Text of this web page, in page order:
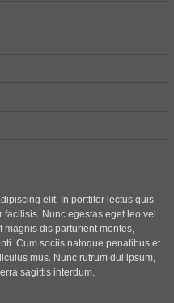
elit. In porttitor lectus quis
Nunc egestas eget leo vel
dis parturient montes,
Cum sociis natoque penatibus et
mus. Nunc rutrum dui ipsum,
sagittis interdum.